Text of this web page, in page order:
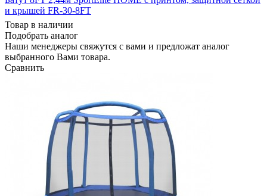
и крышей FR-30-8FT
Товар в наличии
Подобрать аналог
Наши менеджеры свяжутся с вами и предложат аналог
выбранного Вами товара.
Сравнить